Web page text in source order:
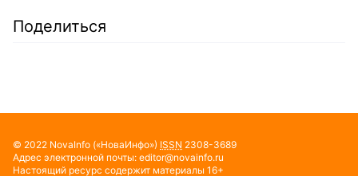
Поделиться
© 2022 NovaInfo («НоваИнфо») ISSN 2308-3689
Адрес электронной почты: editor@novainfo.ru
Настоящий ресурс содержит материалы 16+